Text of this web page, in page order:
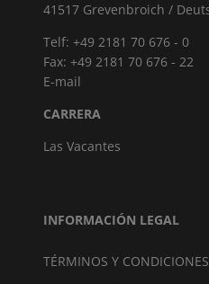
41517 Grevenbroich /
Telf: +49 2181 70 676 - 0
Fax: +49 2181 70 676 - 22
E-mail
CARRERA
Las Vacantes
INFORMACIÓN LEGAL
TÉRMINOS Y